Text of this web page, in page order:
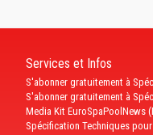
Services et Infos
S'abonner gratuitement à
S'abonner gratuitement à
Media Kit EuroSpaPoolNews
Spécification Techniques